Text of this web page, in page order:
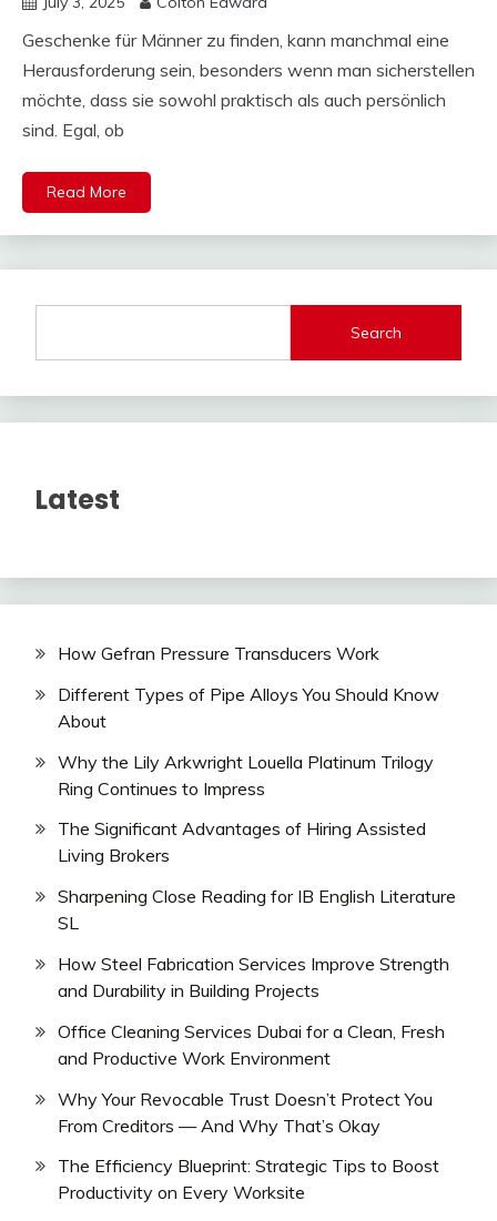
Geschenke für Männer zu finden, kann manchmal eine
Herausforderung sein, besonders wenn man sicherstellen
möchte, dass sie sowohl praktisch als auch persönlich
sind. Egal, ob
Read More
Search
Latest
How Gefran Pressure Transducers Work
Different Types of Pipe Alloys You Should Know
About
Why the Lily Arkwright Louella Platinum Trilogy
Ring Continues to Impress
The Significant Advantages of Hiring Assisted
Living Brokers
Sharpening Close Reading for IB English Literature
SL
How Steel Fabrication Services Improve Strength
and Durability in Building Projects
Office Cleaning Services Dubai for a Clean, Fresh
and Productive Work Environment
Why Your Revocable Trust Doesn’t Protect You
From Creditors — And Why That’s Okay
The Efficiency Blueprint: Strategic Tips to Boost
Productivity on Every Worksite